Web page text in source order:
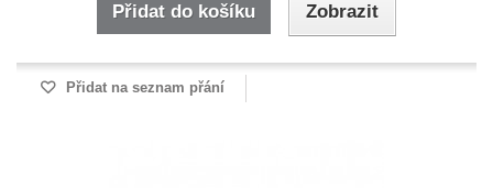
Přidat do košíku Zobrazit
Přidat na seznam přání